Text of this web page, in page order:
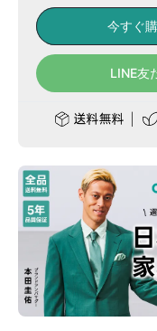
今すぐ
LINE友